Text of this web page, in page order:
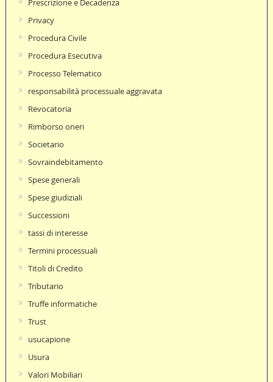
Prescrizione e Decadenza
Privacy
Procedura Civile
Procedura Esecutiva
Processo Telematico
responsabilità processuale aggravata
Revocatoria
Rimborso oneri
Societario
Sovraindebitamento
Spese generali
Spese giudiziali
Successioni
tassi di interesse
Termini processuali
Titoli di Credito
Tributario
Truffe informatiche
Trust
usucapione
Usura
Valori Mobiliari